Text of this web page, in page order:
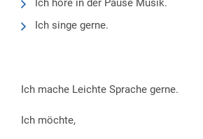
Ich höre in der Pause Musik.
Ich singe gerne.
Ich mache Leichte Sprache gerne.
Ich möchte,